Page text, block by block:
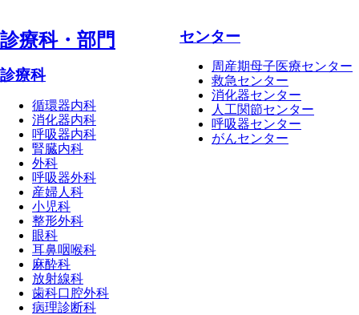
診療科・部⾨
診療科
循環器内科
消化器内科
呼吸器内科
腎臓内科
外科
呼吸器外科
産婦人科
小児科
整形外科
眼科
耳鼻咽喉科
麻酔科
放射線科
歯科口腔外科
病理診断科
センター
周産期母子医療センター
救急センター
消化器センター
人工関節センター
呼吸器センター
がんセンター